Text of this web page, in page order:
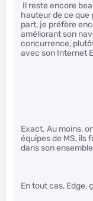
Il reste encore
hauteur de ce que
part, je préfère
améliorant son
concurrence,
avec son Internet
Exact. Au moins,
équipes de MS, ils
dans son
En tout cas, Edge,